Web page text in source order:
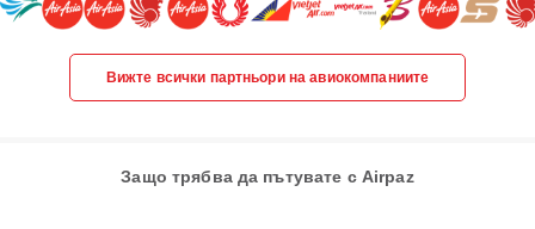
Вижте всички партньори на авиокомпаниите
Защо трябва да пътувате с Airpaz